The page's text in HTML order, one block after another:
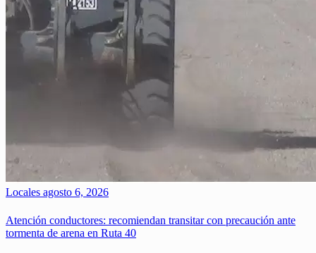
Locales agosto 6, 2026
Atención conductores: recomiendan transitar con precaución ante
tormenta de arena en Ruta 40